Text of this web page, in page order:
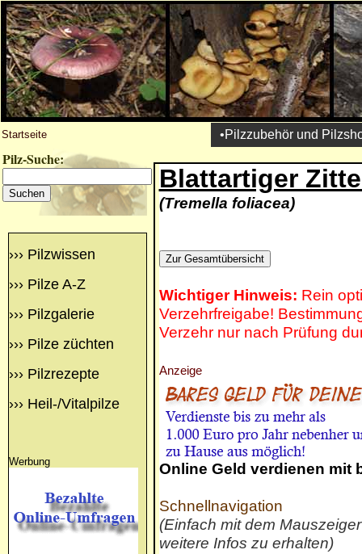
Startseite •Pilzzubehör und
Pilz-Suche:
››› Pilzwissen
››› Pilze A-Z
››› Pilzgalerie
››› Pilze züchten
››› Pilzrezepte
››› Heil-/Vitalpilze
Werbung
Blattartiger
(Tremella foliacea)
Wichtiger Hinweis: Rein
Verzehrfreigabe!
Verzehr nur nach Prüfung
Anzeige
Online Geld verdienen mit
Schnellnavigation
(Einfach mit dem
weitere Infos zu erhalten)